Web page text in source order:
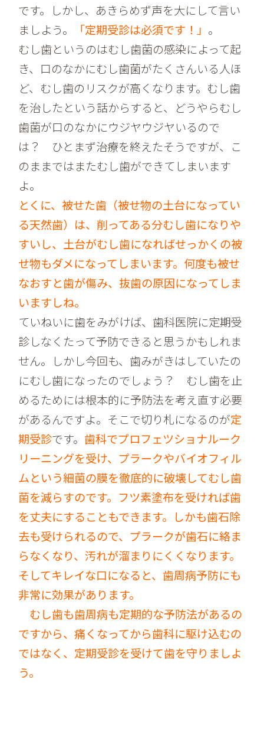
です。しかし、あきらめず声を大にして言い
ましよう。
「定期受診は必須です！」 。
むし歯というのはむし歯菌の感染によって起
き、口のなかにむし歯菌がたくさんいる人ほ
ど、むし歯のリスクが高くなります。むし歯
を治したという話からすると、どうやらむし
歯菌が口のなかにウジヤウジヤいるので
は？ ひとまず治療を終えたそうですが、こ
のままではまたむし歯ができてしまいます
よ。
とくに、被せた歯（被せ物の土台になってい
る天然歯）は、削ってある分むし歯になりや
すいし、土台がむし歯になればせっかくの被
せ物もダメになってしまいます。何度も被せ
なおすと歯が傷み、抜歯の原因になってしま
いますしね。
ていねいに歯をみがけば、歯科医院に定期受
診しなくたって予防できると思うかもしれま
せん。しかし今回も、歯みがきはしていたの
にむし歯になったのでしょう？ むし歯を止
めるためには根本的に予防法を考え直す必要
があるんですよ。そこで切り札になるのが定
期受診です。 歯科でプロフェツショナルーク
リーニングを受け、プラークやバイオフィル
ムという細菌の膜を徹底的に破壊してむし歯
菌を減らすのです。フツ素塗布を受ければ歯
を丈夫にすることもできます。しかも歯石除
去も受けられるので、プラークが歯石に絡ま
らなくなり、汚れが溜まりにくくなります。
そしてキレイな口になると、歯周病予防にも
非常に効果があります。
むし歯も歯周病も定期的な予防法があるの
ですから、痛くなってから歯科に駆け込むの
ではなく、定期受診を受けて歯を守りましよ
う。